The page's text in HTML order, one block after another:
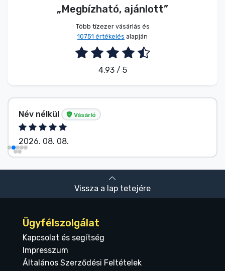
„Megbízható, ajánlott”
Több tízezer vásárlás és
10751 értékelés alapján
4.93 / 5
Név nélkül Vásárló
2026. 08. 08.
Vissza a lap tetejére
Ügyfélszolgálat
Kapcsolat és segítség
Impresszum
Általános Szerződési Feltételek